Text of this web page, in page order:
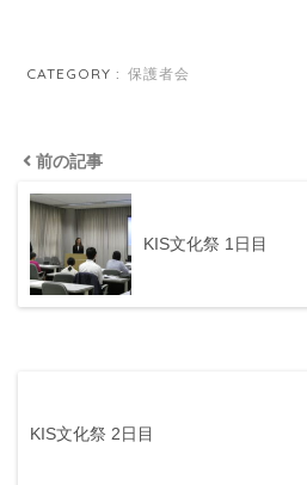
CATEGORY : 保護者会
前の記事
KIS文化祭 1日目
KIS文化祭 2日目